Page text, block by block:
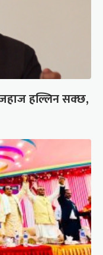
जहाज हल्लिन सक्छ,